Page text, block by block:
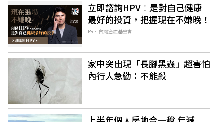
立即諮詢HPV！是對自己健康
最好的投資，把握現在不嫌晚！
PR．台灣癌症基金會
家中突出現「長腳黑蟲」超害怕
內行人急勸：不能殺
上半年個人房地合一稅 年減